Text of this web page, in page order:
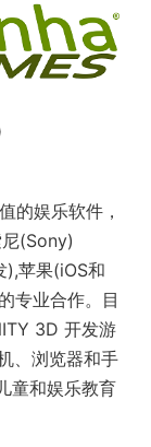
的娱乐软件，
(Sony)
苹果(iOS和
专业合作。目
3D 开发游
、浏览器和手
童和娱乐教育